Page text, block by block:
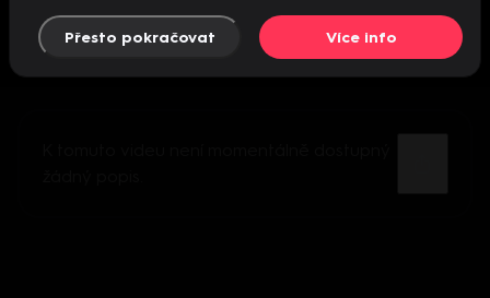
Přesto pokračovat Více info